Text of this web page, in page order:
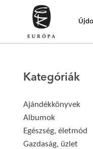
Kategóriák
Ajándékkönyvek
Albumok
Egészség, életmód
Gazdaság, üzlet